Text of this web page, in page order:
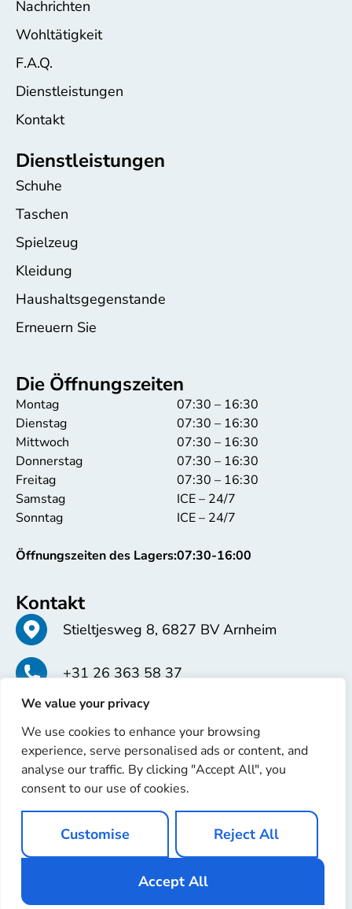
We value your privacy
We use cookies to enhance your browsing
experience, serve personalised ads or content, and
analyse our traffic. By clicking "Accept All", you
consent to our use of cookies.
Customise Reject All
Accept All
Nachrichten
Wohltätigkeit
F.A.Q.
Dienstleistungen
Kontakt
Dienstleistungen
Schuhe
Taschen
Spielzeug
Kleidung
Haushaltsgegenstande
Erneuern Sie
Die Öffnungszeiten
Montag
Dienstag
Mittwoch
Donnerstag
Freitag
Samstag
Sonntag
Öffnungszeiten des Lagers:
07:30 – 16:30
07:30 – 16:30
07:30 – 16:30
07:30 – 16:30
07:30 – 16:30
ICE – 24/7
ICE – 24/7
07:30-16:00
Kontakt
Stieltjesweg 8, 6827 BV Arnheim
+31 26 363 58 37
info@erren.com
Copyright © 2025 Erren Recondition. Alle Rechte
vorbehalten
Ignaz Software